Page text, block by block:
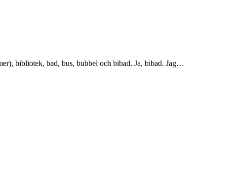
bibliotek, bad, bus, bubbel och bibad. Ja, bibad. Jag…